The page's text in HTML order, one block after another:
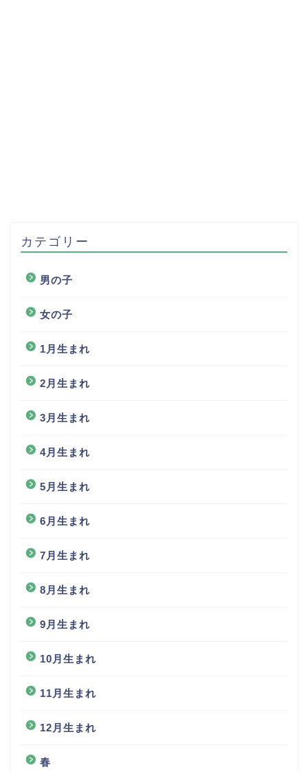
カテゴリー
男の子
女の子
1月生まれ
2月生まれ
3月生まれ
4月生まれ
5月生まれ
6月生まれ
7月生まれ
8月生まれ
9月生まれ
10月生まれ
11月生まれ
12月生まれ
春